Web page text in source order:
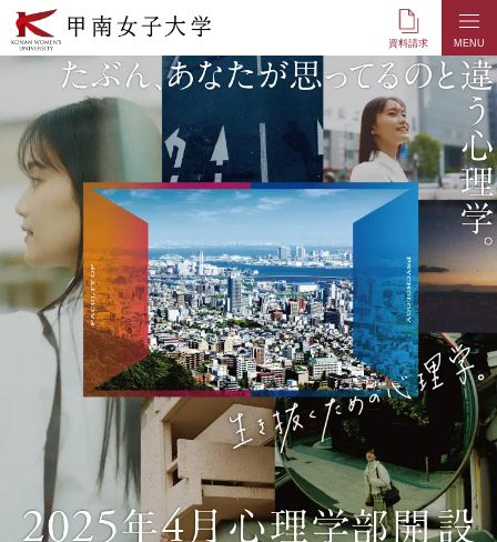
本
文
へ
ン
ク
ゲ
シ
ョ
ン
資料請求 MENU